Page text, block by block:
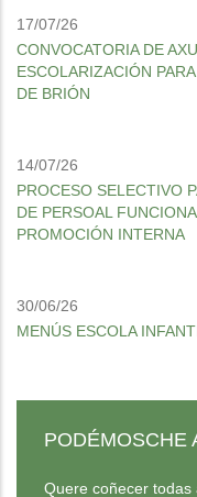
17/07/26
CONVOCATORIA DE
ESCOLARIZACIÓN
DE BRIÓN
14/07/26
PROCESO SELECTIVO
DE PERSOAL
PROMOCIÓN INTERNA
30/06/26
MENÚS ESCOLA
PODÉMOSCHE
Quere coñecer todas